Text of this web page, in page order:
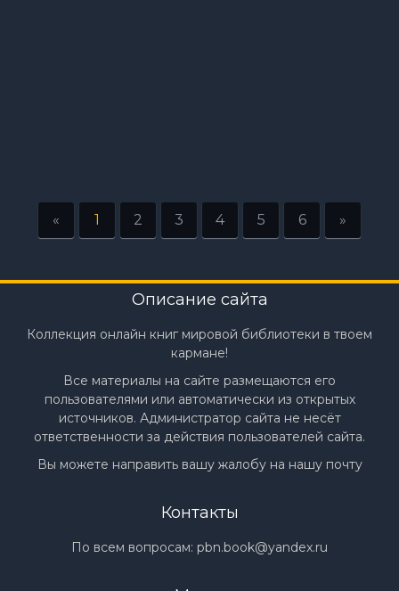
« 1 2 3 4 5 6 »
Описание сайта
Коллекция онлайн книг мировой библиотеки в твоем
кармане!
Все материалы на сайте размещаются его
пользователями или автоматически из открытых
источников. Администратор сайта не несёт
ответственности за действия пользователей сайта.
Вы можете направить вашу жалобу на нашу почту
Контакты
По всем вопросам: pbn.book@yandex.ru